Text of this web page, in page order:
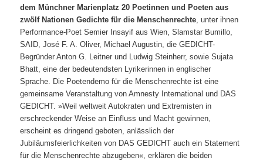
dem Münchner Marienplatz 20 Poetinnen und Poeten aus
zwölf Nationen Gedichte für die Menschenrechte , unter ihnen
Performance-Poet Semier Insayif aus Wien, Slamstar Bumillo,
SAID, José F. A. Oliver, Michael Augustin, die GEDICHT-
Begründer Anton G. Leitner und Ludwig Steinherr, sowie Sujata
Bhatt, eine der bedeutendsten Lyrikerinnen in englischer
Sprache. Die Poetendemo für die Menschenrechte ist eine
gemeinsame Veranstaltung von Amnesty Inter­national und DAS
GEDICHT. »Weil weltweit Autokraten und Extremisten in
erschreckender Weise an Einfluss und Macht gewinnen,
erscheint es dringend geboten, anlässlich der
Jubiläumsfeierlichkeiten von DAS GEDICHT auch ein Statement
für die Menschenrechte abzugeben«, erklären die beiden